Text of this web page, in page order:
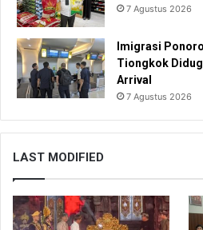
7 Agustus 2026
Imigrasi
Tiongkok
Arrival
7 Agustus 2026
LAST MODIFIED